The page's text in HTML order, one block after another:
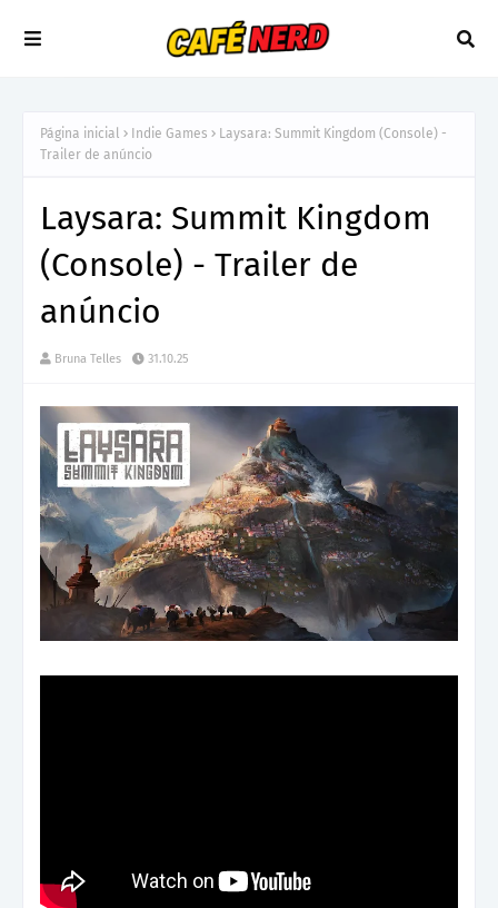
Página inicial Indie Games
Laysara: Summit Kingdom (Console) -
Trailer de anúncio
Laysara: Summit Kingdom
(Console) - Trailer de
anúncio
Bruna Telles 31.10.25